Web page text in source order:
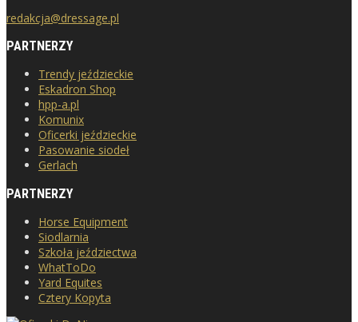
redakcja@dressage.pl
PARTNERZY
Trendy jeździeckie
Eskadron Shop
hpp-a.pl
Komunix
Oficerki jeździeckie
Pasowanie siodeł
Gerlach
PARTNERZY
Horse Equipment
Siodlarnia
Szkoła jeździectwa
WhatToDo
Yard Equites
Cztery Kopyta